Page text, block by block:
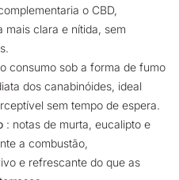
o CBD,
mais clara e nítida, sem
consumo sob a forma de fumo
dos canabinóides, ideal
sem tempo de espera.
: notas de murta, eucalipto e
a combustão,
e refrescante do que as